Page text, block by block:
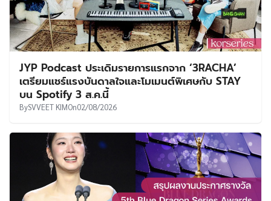
JYP Podcast ประเดิมรายการแรกจาก ‘3RACHA’
เตรียมแชร์แรงบันดาลใจและโมเมนต์พิเศษกับ STAY
บน Spotify 3 ส.ค.นี้
BySVVEET KIMOn02/08/2026